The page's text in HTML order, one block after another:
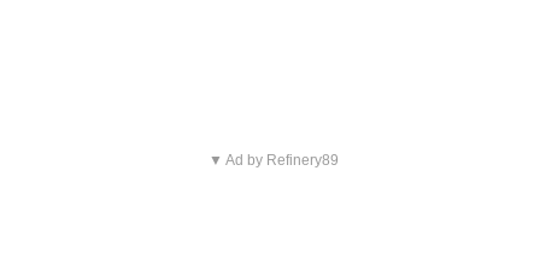
▼ Ad by Refinery89